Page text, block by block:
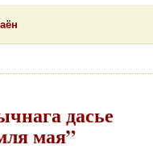
дасье
мая”